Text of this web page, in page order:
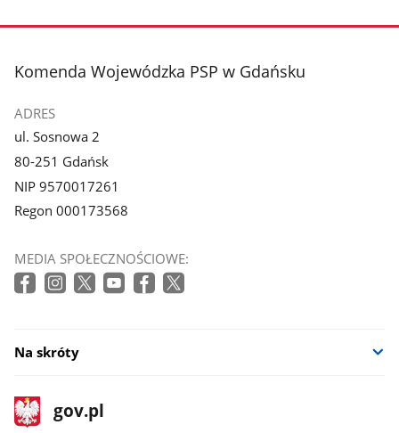
zdjęcie
galerii.
zdjęcie
galerii.
stopka
Komenda Wojewódzka PSP w Gdańsku
ADRES
ul. Sosnowa 2
80-251 Gdańsk
NIP 9570017261
Regon 000173568
MEDIA SPOŁECZNOŚCIOWE:
Na skróty
stopka
gov.pl
Strona
gov.pl